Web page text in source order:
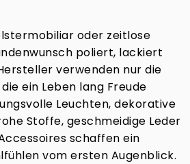
oder zeitlose
poliert, lackiert
verwenden nur die
ein Leben lang Freude
Leuchten, dekorative
Stoffe, geschmeidige Leder
schaffen ein
vom ersten Augenblick.